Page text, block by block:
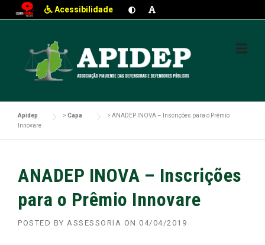
Acessibilidade
Apidep > Capa > ANADEP INOVA – Inscrições para o Prêmio
Innovare
ANADEP INOVA – Inscrições
para o Prêmio Innovare
POSTED BY ASSESSORIA ON 04/04/2019